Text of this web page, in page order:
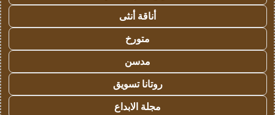
أناقة أنثى
متورخ
مدسن
روتانا تسويق
مجلة الابداع